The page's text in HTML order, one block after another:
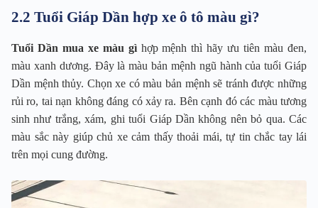
2.2 Tuổi Giáp Dần hợp xe ô tô màu gì?
Tuổi Dần mua xe màu gìhợp mệnh thì hãy ưu tiên màu đen,
màu xanh dương. Đây là màu bản mệnh ngũ hành của tuổi Giáp
Dần mệnh thủy. Chọn xe có màu bản mệnh sẽ tránh được những
rủi ro, tai nạn không đáng có xảy ra. Bên cạnh đó các màu tương
sinh như trắng, xám, ghi tuổi Giáp Dần không nên bỏ qua. Các
màu sắc này giúp chủ xe cảm thấy thoải mái, tự tin chắc tay lái
trên mọi cung đường.